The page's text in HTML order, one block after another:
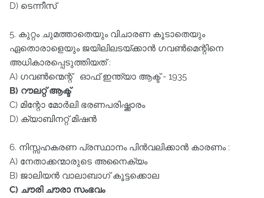
D) ടെന്നീസ്‌
5. കുറ്റം ചുമത്താതെയും വിചാരണ കൂടാതെയും
ഏതൊരാളെയും ജയിലിലടയ്ക്കാൻ ഗവൺമെന്റിനെ
അധികാരപ്പെടുത്തിയത്‌ :
A) ഗവൺന്മെന്റ് ഓഫ്‌ ഇന്ത്യാ ആക്ട്‌ - 1935
B) റൗലറ്റ്‌ ആക്ട്‌
C) മിന്റോ മോർലി ഭരണപരിഷ്ക്കാരം
D) ക്യാബിനറ്റ്‌ മിഷൻ
6. നിസ്സഹകരണ പ്രസ്ഥാനം പിൻവലിക്കാൻ കാരണം :
A) നേതാക്കന്മാരുടെ അനൈക്യം
B) ജാലിയൻ വാലാബാഗ്‌ കൂട്ടക്കൊല
C) ചൗരി ചൗരാ സംഭവം